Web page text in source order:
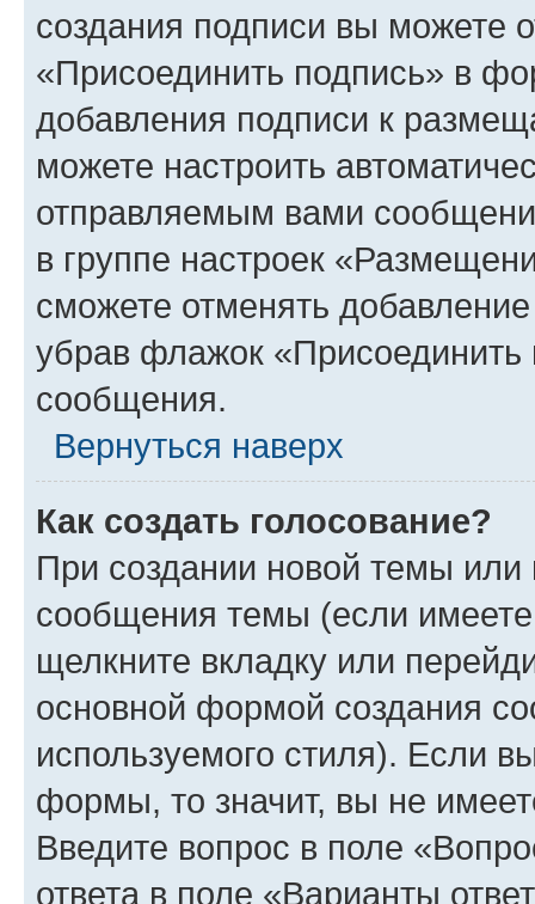
создания подписи вы можете
«Присоединить подпись» в
добавления подписи к
можете настроить
отправляемым вами
в группе настроек
сможете отменять
убрав флажок
сообщения.
Вернуться наверх
Как создать голосование?
При создании новой темы или
сообщения темы (если
щелкните вкладку или
основной формой создания
используемого стиля). Если
формы, то значит, вы не
Введите вопрос в поле
ответа в поле «Варианты